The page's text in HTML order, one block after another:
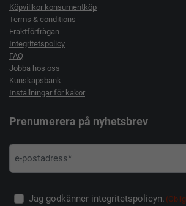
Köpvillkor konsumentköp
Terms & conditions
Fraktförfrågan
Integritetspolicy
FAQ
Jobba hos oss
Kunskapsbank
Inställningar för kakor
Prenumerera på nyhetsbrev
Jag godkänner integritetspolicyn.